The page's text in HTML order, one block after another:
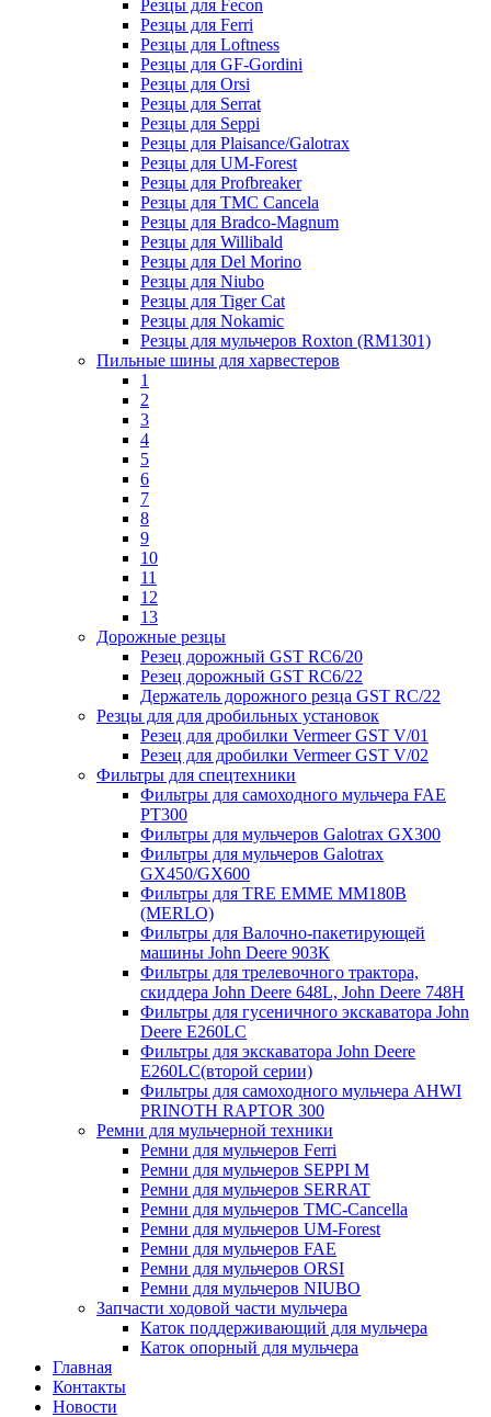
Резцы для Fecon
Резцы для Ferri
Резцы для Loftness
Резцы для GF-Gordini
Резцы для Orsi
Резцы для Serrat
Резцы для Seppi
Резцы для Plaisance/Galotrax
Резцы для UM-Forest
Резцы для Profbreaker
Резцы для TMC Cancela
Резцы для Bradco-Magnum
Резцы для Willibald
Резцы для Del Morino
Резцы для Niubo
Резцы для Tiger Cat
Резцы для Nokamic
Резцы для мульчеров Roxton (RM1301)
Пильные шины для харвестеров
1
2
3
4
5
6
7
8
9
10
11
12
13
Дорожные резцы
Резец дорожный GST RC6/20
Резец дорожный GST RC6/22
Держатель дорожного резца GST RC/22
Резцы для для дробильных установок
Резец для дробилки Vermeer GST V/01
Резец для дробилки Vermeer GST V/02
Фильтры для спецтехники
Фильтры для самоходного мульчера FAE
PT300
Фильтры для мульчеров Galotrax GX300
Фильтры для мульчеров Galotrax
GX450/GX600
Фильтры для TRE EMME MM180B
(MERLO)
Фильтры для Валочно-пакетирующей
машины John Deere 903К
Фильтры для трелевочного трактора,
скиддера John Deere 648L, John Deere 748H
Фильтры для гусеничного экскаватора John
Deere E260LC
Фильтры для экскаватора John Deere
E260LC(второй серии)
Фильтры для самоходного мульчера AHWI
PRINOTH RAPTOR 300
Ремни для мульчерной техники
Ремни для мульчеров Ferri
Ремни для мульчеров SEPPI M
Ремни для мульчеров SERRAT
Ремни для мульчеров TMC-Cancella
Ремни для мульчеров UM-Forest
Ремни для мульчеров FAE
Ремни для мульчеров ORSI
Ремни для мульчеров NIUBO
Запчасти ходовой части мульчера
Каток поддерживающий для мульчера
Каток опорный для мульчера
Главная
Контакты
Новости